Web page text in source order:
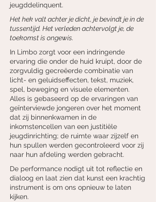
jeugddelinquent.
Het hek valt achter je dicht, je bevindt je in de
tussentijd. Het verleden achtervolgt je, de
toekomst is ongewis.
In Limbo zorgt voor een indringende
ervaring die onder de huid kruipt, door de
zorgvuldig gecreëerde combinatie van
licht- en geluidseffecten, tekst, muziek,
spel, beweging en visuele elementen.
Alles is gebaseerd op de ervaringen van
geïnterviewde jongeren over het moment
dat zij binnenkwamen in de
inkomstencellen van een justitiële
jeugdinrichting; de ruimte waar zijzelf en
hun spullen werden gecontroleerd voor zij
naar hun afdeling werden gebracht.
De performance nodigt uit tot reflectie en
dialoog en laat zien dat kunst een krachtig
instrument is om ons opnieuw te laten
kijken.